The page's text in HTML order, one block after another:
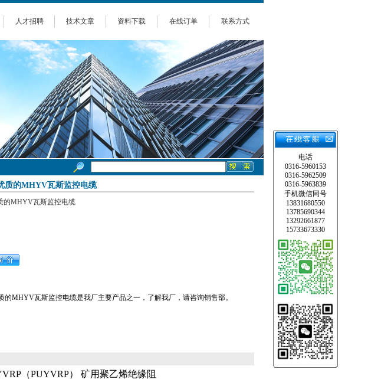
人才招聘 技术文章 资料下载 在线订单 联系方式
质的MHYV瓦斯监控电缆
的MHYV瓦斯监控电缆
的MHYV瓦斯监控电缆是我厂主要产品之一，了解我厂，请咨询销售部。
（PUYVRP） 矿用聚乙烯绝缘阻
电话
0316-5960153
0316-5962509
0316-5963839
手机微信同号
13831680550
13785690344
13292661877
15733673330